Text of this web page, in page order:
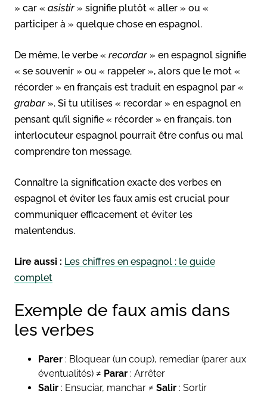
» car « asistir » signifie plutôt « aller » ou «
participer à » quelque chose en espagnol.
De même, le verbe « recordar » en espagnol signifie
« se souvenir » ou « rappeler », alors que le mot «
récorder » en français est traduit en espagnol par «
grabar ». Si tu utilises « recordar » en espagnol en
pensant qu’il signifie « récorder » en français, ton
interlocuteur espagnol pourrait être confus ou mal
comprendre ton message.
Connaître la signification exacte des verbes en
espagnol et éviter les faux amis est crucial pour
communiquer efficacement et éviter les
malentendus.
Lire aussi : Les chiffres en espagnol : le guide
complet
Exemple de faux amis dans
les verbes
Parer : Bloquear (un coup), remediar (parer aux
éventualités) ≠ Parar : Arrêter
Salir : Ensuciar, manchar ≠ Salir : Sortir